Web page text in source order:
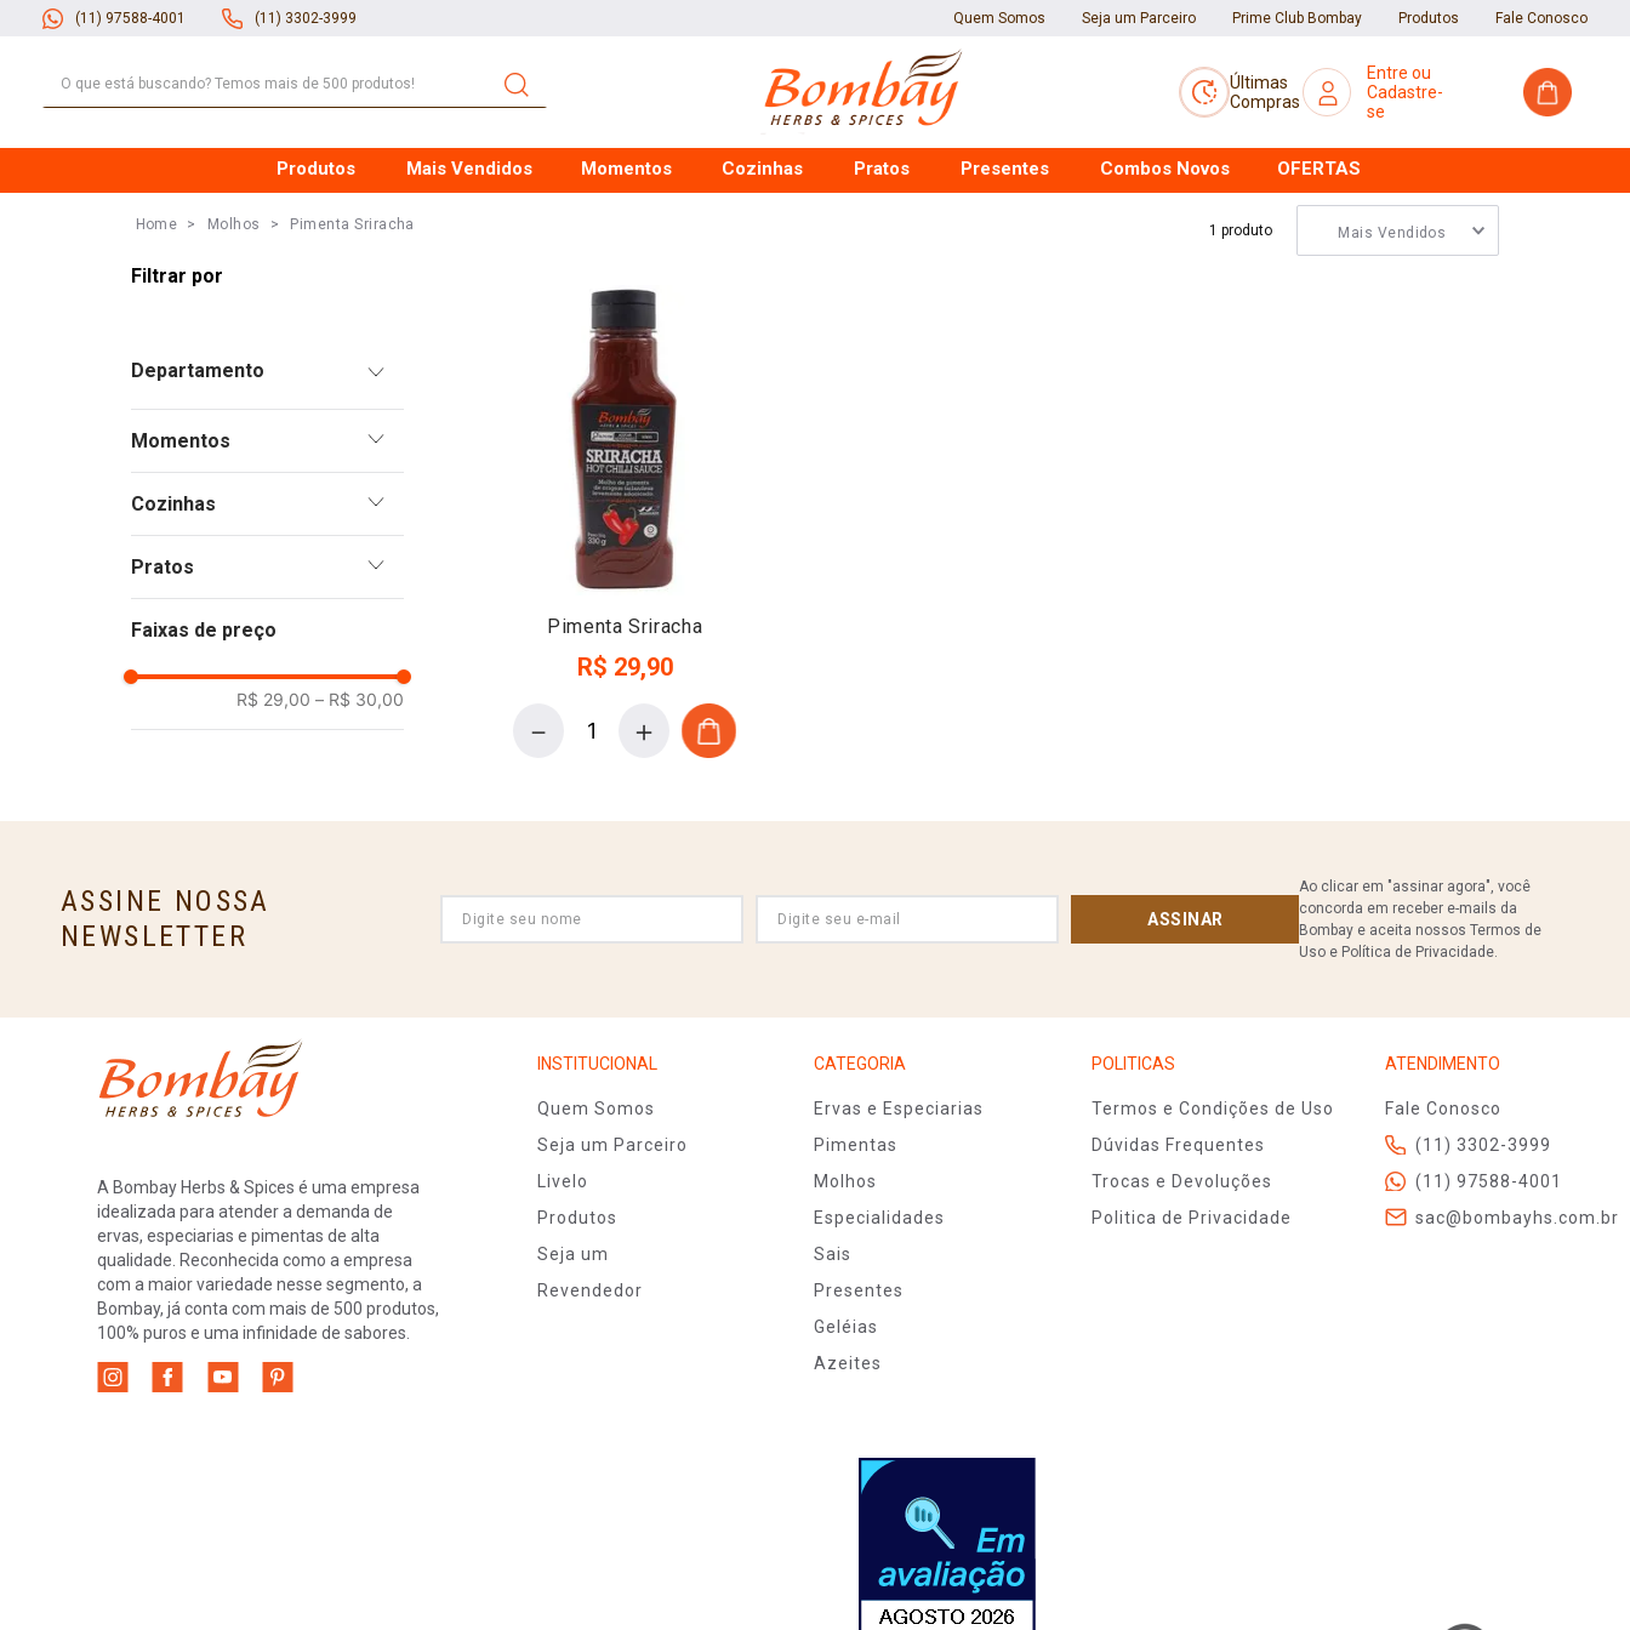
(11) 97588-4001 (11) 3302-3999 Quem Somos Seja um Parceiro Prime Club Bombay Produtos Fale Conosco
Últimas
Compras
Produtos Mais Vendidos Momentos Cozinhas Pratos Presentes Combos Novos OFERTAS
Molhos Pimenta Sriracha 1 produto Mais Vendidos
Cozinhas
Thay
Momentos
Pratos
Carne Bovina
Pizzas
Queijos
Faixas de preço
R$ 29,00 – R$ 30,00
Pimenta Sriracha
R$ 29,90
＋
－
ASSINE NOSSA
NEWSLETTER
ASSINAR
Ao clicar em "assinar agora", você
concorda em receber e-mails da
Bombay e aceita nossos Termos de
Uso e Política de Privacidade.
A Bombay Herbs & Spices é uma empresa
idealizada para atender a demanda de
ervas, especiarias e pimentas de alta
qualidade. Reconhecida como a empresa
com a maior variedade nesse segmento, a
Bombay, já conta com mais de 500 produtos,
100% puros e uma infinidade de sabores.
INSTITUCIONAL
Quem Somos
Seja um Parceiro
Livelo
Produtos
Seja um
Revendedor
CATEGORIA
Ervas e Especiarias
Pimentas
Molhos
Especialidades
Sais
Presentes
Geléias
Azeites
POLITICAS
Termos e Condições de Uso
Dúvidas Frequentes
Trocas e Devoluções
Politica de Privacidade
ATENDIMENTO
Fale Conosco
(11) 3302-3999
(11) 97588-4001
sac@bombayhs.com.br